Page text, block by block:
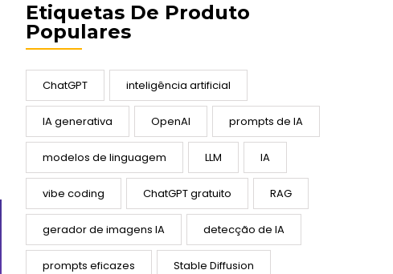
Etiquetas De Produto
Populares
ChatGPT inteligência artificial
IA generativa OpenAI prompts de IA
modelos de linguagem LLM IA
vibe coding ChatGPT gratuito RAG
gerador de imagens IA detecção de IA
prompts eficazes Stable Diffusion